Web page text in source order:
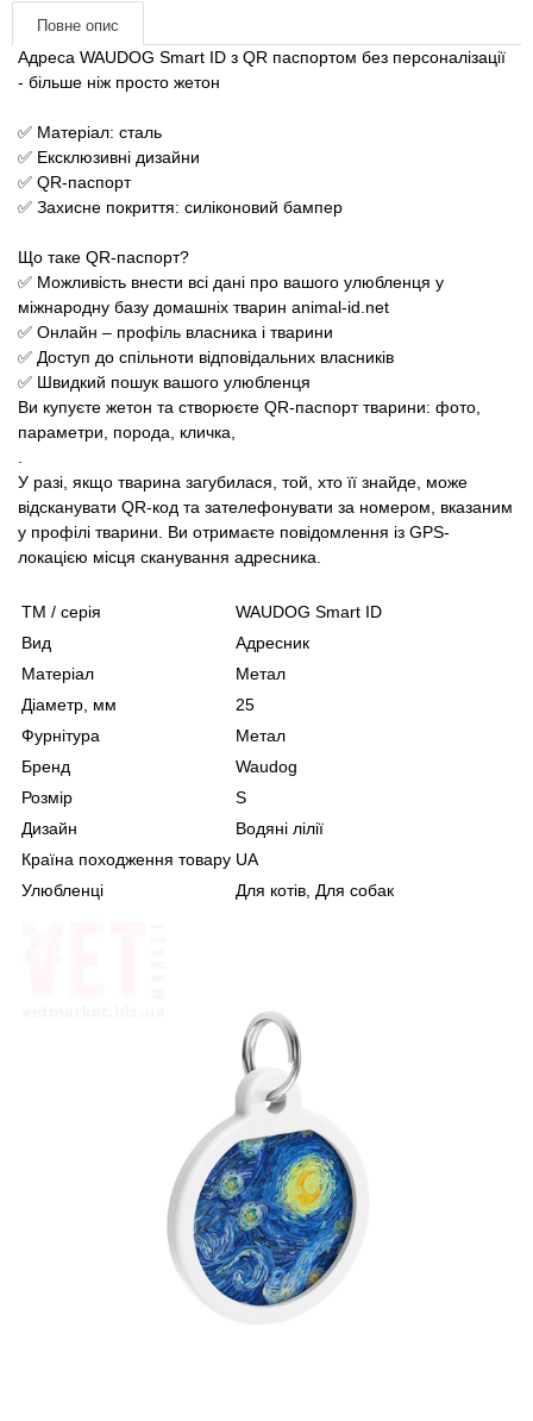
Повне опис
Адреса WAUDOG Smart ID з QR паспортом без персоналізації
- більше ніж просто жетон
✅ Матеріал: сталь
✅ Ексклюзивні дизайни
✅ QR-паспорт
✅ Захисне покриття: силіконовий бампер
Що таке QR-паспорт?
✅ Можливість внести всі дані про вашого улюбленця у
міжнародну базу домашніх тварин animal-id.net
✅ Онлайн – профіль власника і тварини
✅ Доступ до спільноти відповідальних власників
✅ Швидкий пошук вашого улюбленця
Ви купуєте жетон та створюєте QR-паспорт тварини: фото,
параметри, порода, кличка,
У разі, якщо тварина загубилася, той, хто її знайде, може
відсканувати QR-код та зателефонувати за номером, вказаним
у профілі тварини. Ви отримаєте повідомлення із GPS-
локацією місця сканування адресника.
ТМ / серія
WAUDOG Smart ID
Вид
Адресник
Матеріал
Метал
Діаметр, мм
25
Фурнітура
Метал
Бренд
Waudog
Розмір
S
Дизайн
Водяні лілії
Країна походження товару UA
Улюбленці
Для котів, Для собак
Хозряд - господарчі товари оптом
Популярні зоотоварі
Архів / Знято з виробництва